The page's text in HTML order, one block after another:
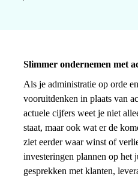
Slimmer ondernemen met
Als je administratie op orde
vooruitdenken in plaats van
actuele cijfers weet je niet
staat, maar ook wat er de
ziet eerder waar winst of
investeringen plannen op het
gesprekken met klanten,